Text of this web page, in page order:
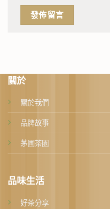
關於
關於我們
品牌故事
茅圃茶園
品味生活
好茶分享